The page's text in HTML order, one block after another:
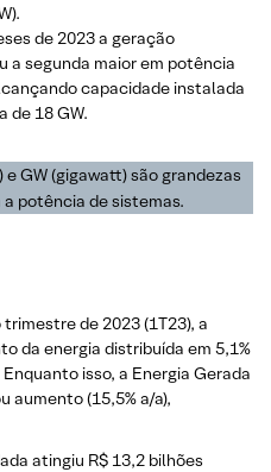
de 2023 a geração
a segunda maior em potência
capacidade instalada
de 18 GW.
GW (gigawatt) são grandezas
potência de sistemas.
de 2023 (1T23), a
da energia distribuída em 5,1%
isso, a Energia Gerada
aumento (15,5% a/a),
atingiu R$ 13,2 bilhões